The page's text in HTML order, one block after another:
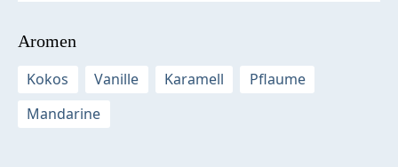
Aromen
Kokos
Vanille Karamell
Pflaume
Mandarine